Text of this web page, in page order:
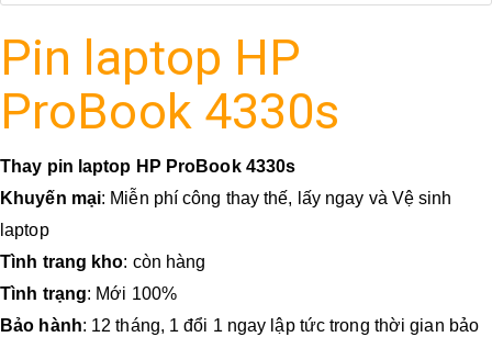
Pin laptop HP
ProBook 4330s
Thay pin laptop HP ProBook 4330s
Khuyến mại: Miễn phí công thay thế, lấy ngay và Vệ sinh
laptop
Tình trang kho: còn hàng
Tình trạng: Mới 100%
Bảo hành: 12 tháng, 1 đổi 1 ngay lập tức trong thời gian bảo